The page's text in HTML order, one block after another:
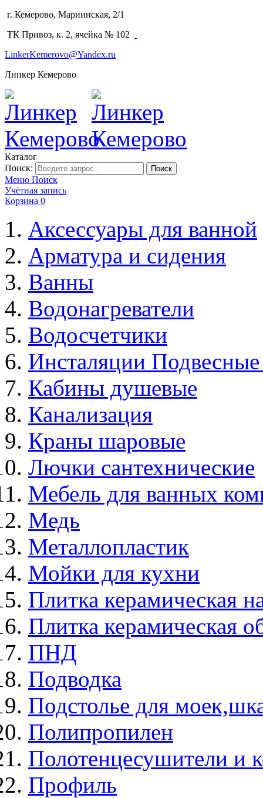
г. Кемерово, Мариинская, 2/1
ТК Привоз, к. 2, ячейка № 102
LinkerKemerovo@Yandex.ru
Линкер Кемерово
Каталог
Поиск:
Поиск
Меню Поиск
Учётная запись
Корзина 0
Аксессуары для ванной
Арматура и сидения
Ванны
Водонагреватели
Водосчетчики
Инсталяции
Кабины душевые
Канализация
Краны шаровые
Лючки сантехнические
Мебель для ванных
Медь
Металлопластик
Мойки для кухни
Плитка керамическая
Плитка керамическая
ПНД
Подводка
Подстолье для
Полипропилен
Полотенцесушители и
Профиль